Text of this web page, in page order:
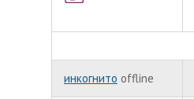
инкогнито offline